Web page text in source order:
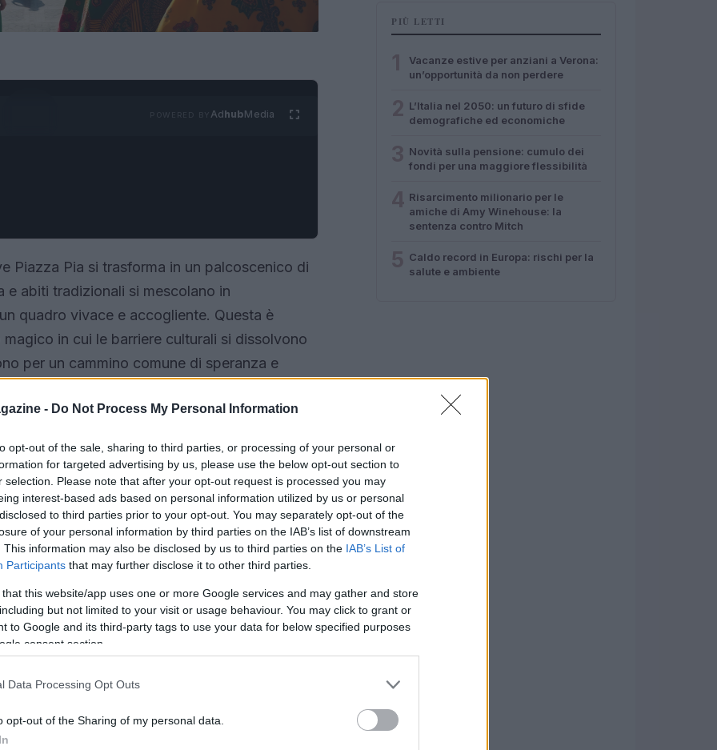
- Do Not Process My Personal Information
opt-out of the sale, sharing to third parties, or processing of your personal or
for targeted advertising by us, please use the below opt-out section to
selection. Please note that after your opt-out request is processed you may
interest-based ads based on personal information utilized by us or personal
to third parties prior to your opt-out. You may separately opt-out of the
of your personal information by third parties on the IAB’s list of downstream
This information may also be disclosed by us to third parties on the IAB’s List of
Participants that may further disclose it to other third parties.
that this website/app uses one or more Google services and may gather and store
but not limited to your visit or usage behaviour. You may click to grant or
to Google and its third-party tags to use your data for below specified purposes
consent section.
Data Processing Opt Outs
opt-out of the Sharing of my personal data.
AdhubMedia
Piazza Pia si trasforma in un palcoscenico di
e abiti tradizionali si mescolano in
quadro vivace e accogliente. Questa è
magico in cui le barriere culturali si dissolvono
per un cammino comune di speranza e
da Monsignor Francis Xavier
reso omaggio al beato Carlo Acutis ad Assisi.
che arricchiscono questo straordinario
PIÙ LETTI
Vacanze estive per anziani a Verona:
un’opportunità da non perdere
L’Italia nel 2050: un futuro di sfide
demografiche ed economiche
Novità sulla pensione: cumulo dei
fondi per una maggiore flessibilità
Risarcimento milionario per le
amiche di Amy Winehouse: la
sentenza contro Mitch
Caldo record in Europa: rischi per la
salute e ambiente